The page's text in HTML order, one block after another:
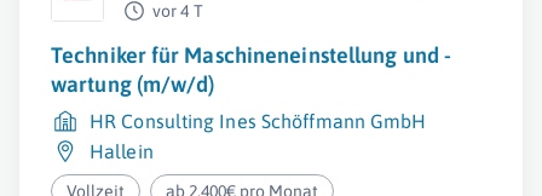
vor 4 T
Techniker für Maschineneinstellung und -
wartung (m/w/d)
HR Consulting Ines Schöffmann GmbH
Hallein
Vollzeit ab 2.400€ pro Monat